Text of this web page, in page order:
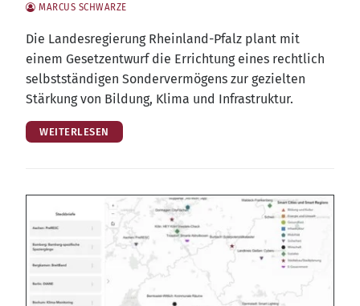
MARCUS SCHWARZE
Die Lan­des­re­gie­rung Rhein­land-Pfalz plant mit
einem Gesetz­ent­wurf die Errich­tung eines recht­lich
selbst­stän­di­gen Son­der­ver­mö­gens zur geziel­ten
Stär­kung von Bil­dung, Kli­ma und Infrastruktur.
WEITERLESEN